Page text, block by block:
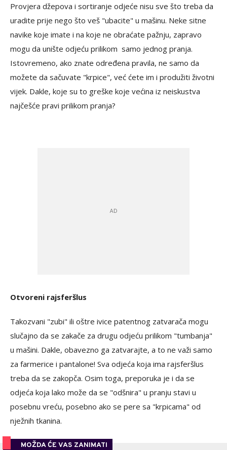
Provjera džepova i sortiranje odjeće nisu sve što treba da
uradite prije nego što veš "ubacite" u mašinu. Neke sitne
navike koje imate i na koje ne obraćate pažnju, zapravo
mogu da unište odjeću prilikom samo jednog pranja.
Istovremeno, ako znate određena pravila, ne samo da
možete da sačuvate "krpice", već ćete im i produžiti životni
vijek. Dakle, koje su to greške koje većina iz neiskustva
najčešće pravi prilikom pranja?
Otvoreni rajsferšlus
Takozvani "zubi" ili oštre ivice patentnog zatvarača mogu
slučajno da se zakače za drugu odjeću prilikom "tumbanja"
u mašini. Dakle, obavezno ga zatvarajte, a to ne važi samo
za farmerice i pantalone! Sva odjeća koja ima rajsferšlus
treba da se zakopča. Osim toga, preporuka je i da se
odjeća koja lako može da se "odšnira" u pranju stavi u
posebnu vreću, posebno ako se pere sa "krpicama" od
nježnih tkanina.
MOŽDA ĆE VAS ZANIMATI